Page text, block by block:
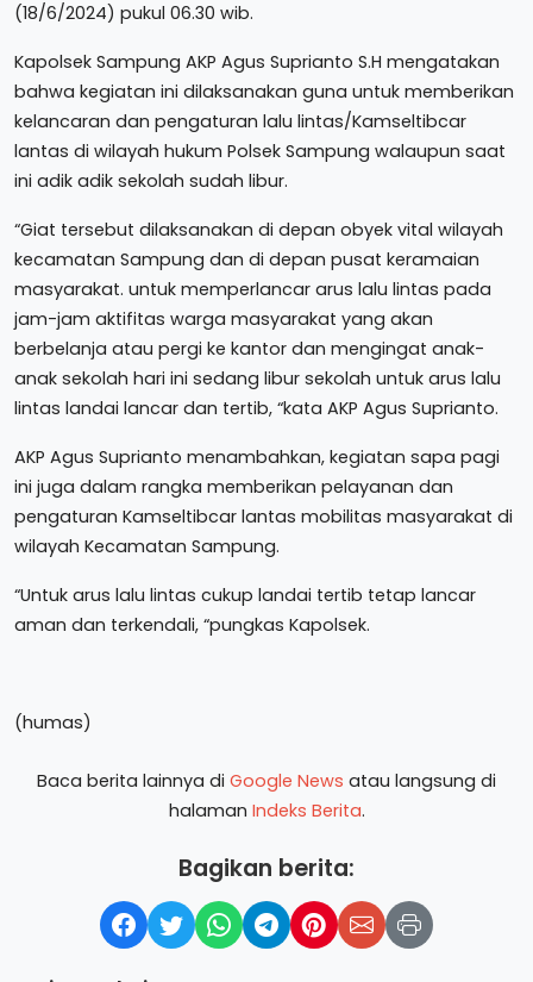
(18/6/2024) pukul 06.30 wib.
Kapolsek Sampung AKP Agus Suprianto S.H mengatakan
bahwa kegiatan ini dilaksanakan guna untuk memberikan
kelancaran dan pengaturan lalu lintas/Kamseltibcar
lantas di wilayah hukum Polsek Sampung walaupun saat
ini adik adik sekolah sudah libur.
“Giat tersebut dilaksanakan di depan obyek vital wilayah
kecamatan Sampung dan di depan pusat keramaian
masyarakat. untuk memperlancar arus lalu lintas pada
jam-jam aktifitas warga masyarakat yang akan
berbelanja atau pergi ke kantor dan mengingat anak-
anak sekolah hari ini sedang libur sekolah untuk arus lalu
lintas landai lancar dan tertib, “kata AKP Agus Suprianto.
AKP Agus Suprianto menambahkan, kegiatan sapa pagi
ini juga dalam rangka memberikan pelayanan dan
pengaturan Kamseltibcar lantas mobilitas masyarakat di
wilayah Kecamatan Sampung.
“Untuk arus lalu lintas cukup landai tertib tetap lancar
aman dan terkendali, “pungkas Kapolsek.
(humas)
Baca berita lainnya di Google News atau langsung di
halaman Indeks Berita.
Bagikan berita: